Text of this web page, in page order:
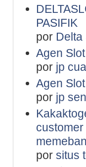
PASIFIK
por Delta
Agen
por jp
Agen
por jp
por situs